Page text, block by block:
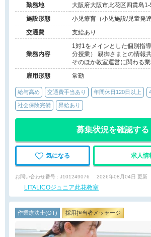
勤務地
大阪府大阪市此花区四貫島
施設形態
小児療育（小児施設/児童発
ービス）
交通費 支給あり
業務内容
1対1をメインとした個別指
分授業） 親御さまとの情報
そのほか教室運営に関わる
雇用形態
常勤
給与高め 交通費手当あり 年間休日120日以上
社会保険完備 昇給あり
募集状況を確認する
気になる 求人情
お問い合わせ番号 : J101249076 2026年08月04日 更新
LITALICOジュニア此花教室
作業療法士(OT) 採用担当者メッセージ